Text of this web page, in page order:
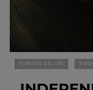
ESPECIAL DEL DÍA